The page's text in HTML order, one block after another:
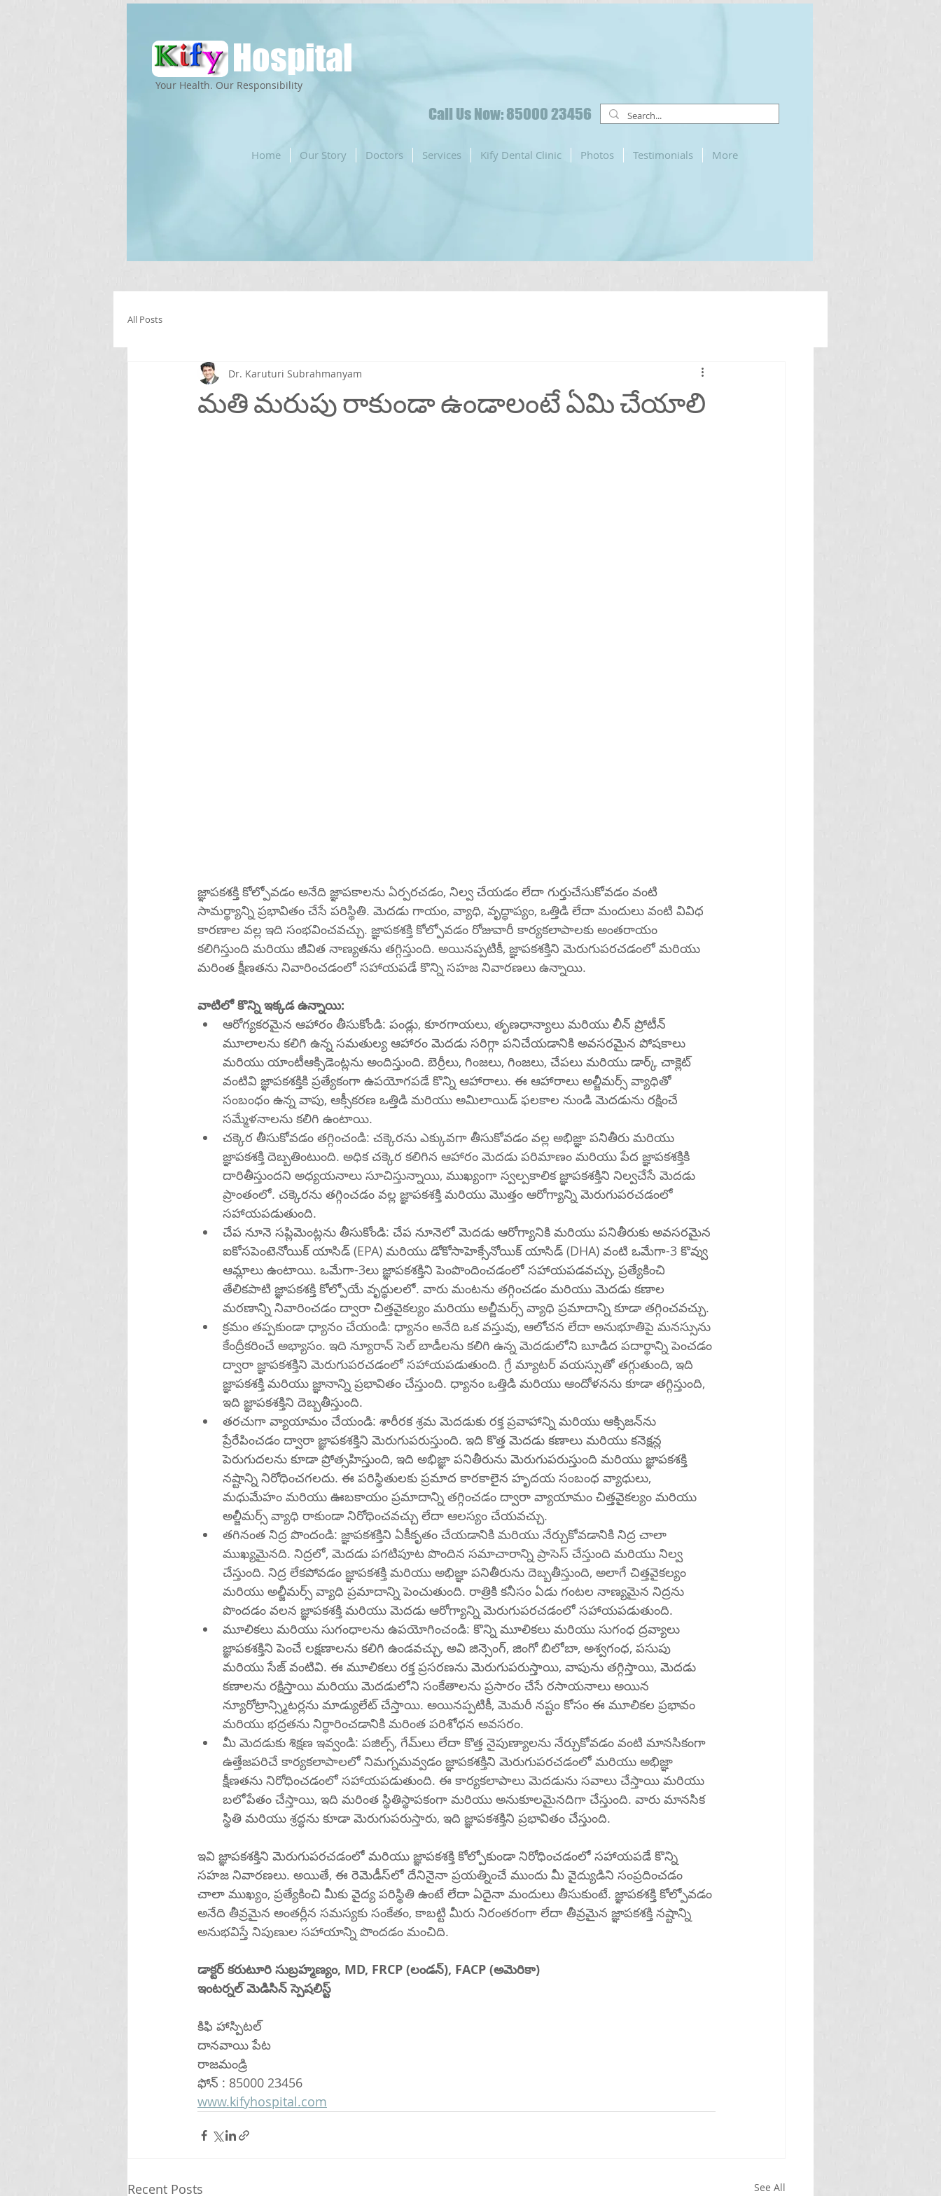
Hospital
Call Us Now: 85000 23456
Home Our Story Doctors Services Kify Dental Clinic Photos Testimonials More
Your Health. Our Responsibility
All Posts
మతి మరుపు రాకుండా ఉండాలంటే ఏమి చేయాలి
Dr. Karuturi Subrahmanyam
జ్ఞాపకశక్తి కోల్పోవడం అనేది జ్ఞాపకాలను ఏర్పరచడం, నిల్వ చేయడం లేదా గుర్తుచేసుకోవడం వంటి
సామర్థ్యాన్ని ప్రభావితం చేసే పరిస్థితి. మెదడు గాయం, వ్యాధి, వృద్ధాప్యం, ఒత్తిడి లేదా మందులు వంటి వివిధ
కారణాల వల్ల ఇది సంభవించవచ్చు. జ్ఞాపకశక్తి కోల్పోవడం రోజువారీ కార్యకలాపాలకు అంతరాయం
కలిగిస్తుంది మరియు జీవిత నాణ్యతను తగ్గిస్తుంది. అయినప్పటికీ, జ్ఞాపకశక్తిని మెరుగుపరచడంలో మరియు
మరింత క్షీణతను నివారించడంలో సహాయపడే కొన్ని సహజ నివారణలు ఉన్నాయి.
వాటిలో కొన్ని ఇక్కడ ఉన్నాయి:
ఆరోగ్యకరమైన ఆహారం తీసుకోండి: పండ్లు, కూరగాయలు, తృణధాన్యాలు మరియు లీన్ ప్రోటీన్
మూలాలను కలిగి ఉన్న సమతుల్య ఆహారం మెదడు సరిగ్గా పనిచేయడానికి అవసరమైన పోషకాలు
మరియు యాంటీఆక్సిడెంట్లను అందిస్తుంది. బెర్రీలు, గింజలు, గింజలు, చేపలు మరియు డార్క్ చాక్లెట్
వంటివి జ్ఞాపకశక్తికి ప్రత్యేకంగా ఉపయోగపడే కొన్ని ఆహారాలు. ఈ ఆహారాలు అల్జీమర్స్ వ్యాధితో
సంబంధం ఉన్న వాపు, ఆక్సీకరణ ఒత్తిడి మరియు అమిలాయిడ్ ఫలకాల నుండి మెదడును రక్షించే
సమ్మేళనాలను కలిగి ఉంటాయి.
చక్కెర తీసుకోవడం తగ్గించండి: చక్కెరను ఎక్కువగా తీసుకోవడం వల్ల అభిజ్ఞా పనితీరు మరియు
జ్ఞాపకశక్తి దెబ్బతింటుంది. అధిక చక్కెర కలిగిన ఆహారం మెదడు పరిమాణం మరియు పేద జ్ఞాపకశక్తికి
దారితీస్తుందని అధ్యయనాలు సూచిస్తున్నాయి, ముఖ్యంగా స్వల్పకాలిక జ్ఞాపకశక్తిని నిల్వచేసే మెదడు
ప్రాంతంలో. చక్కెరను తగ్గించడం వల్ల జ్ఞాపకశక్తి మరియు మొత్తం ఆరోగ్యాన్ని మెరుగుపరచడంలో
సహాయపడుతుంది.
చేప నూనె సప్లిమెంట్లను తీసుకోండి: చేప నూనెలో మెదడు ఆరోగ్యానికి మరియు పనితీరుకు అవసరమైన
ఐకోసపెంటెనోయిక్ యాసిడ్ (EPA) మరియు డోకోసాహెక్సేనోయిక్ యాసిడ్ (DHA) వంటి ఒమేగా-3 కొవ్వు
ఆమ్లాలు ఉంటాయి. ఒమేగా-3లు జ్ఞాపకశక్తిని పెంపొందించడంలో సహాయపడవచ్చు, ప్రత్యేకించి
తేలికపాటి జ్ఞాపకశక్తి కోల్పోయే వృద్ధులలో. వారు మంటను తగ్గించడం మరియు మెదడు కణాల
మరణాన్ని నివారించడం ద్వారా చిత్తవైకల్యం మరియు అల్జీమర్స్ వ్యాధి ప్రమాదాన్ని కూడా తగ్గించవచ్చు.
క్రమం తప్పకుండా ధ్యానం చేయండి: ధ్యానం అనేది ఒక వస్తువు, ఆలోచన లేదా అనుభూతిపై మనస్సును
కేంద్రీకరించే అభ్యాసం. ఇది న్యూరాన్ సెల్ బాడీలను కలిగి ఉన్న మెదడులోని బూడిద పదార్థాన్ని పెంచడం
ద్వారా జ్ఞాపకశక్తిని మెరుగుపరచడంలో సహాయపడుతుంది. గ్రే మ్యాటర్ వయస్సుతో తగ్గుతుంది, ఇది
జ్ఞాపకశక్తి మరియు జ్ఞానాన్ని ప్రభావితం చేస్తుంది. ధ్యానం ఒత్తిడి మరియు ఆందోళనను కూడా తగ్గిస్తుంది,
ఇది జ్ఞాపకశక్తిని దెబ్బతీస్తుంది.
తరచుగా వ్యాయామం చేయండి: శారీరక శ్రమ మెదడుకు రక్త ప్రవాహాన్ని మరియు ఆక్సిజన్‌ను
ప్రేరేపించడం ద్వారా జ్ఞాపకశక్తిని మెరుగుపరుస్తుంది. ఇది కొత్త మెదడు కణాలు మరియు కనెక్షన్ల
పెరుగుదలను కూడా ప్రోత్సహిస్తుంది, ఇది అభిజ్ఞా పనితీరును మెరుగుపరుస్తుంది మరియు జ్ఞాపకశక్తి
నష్టాన్ని నిరోధించగలదు. ఈ పరిస్థితులకు ప్రమాద కారకాలైన హృదయ సంబంధ వ్యాధులు,
మధుమేహం మరియు ఊబకాయం ప్రమాదాన్ని తగ్గించడం ద్వారా వ్యాయామం చిత్తవైకల్యం మరియు
అల్జీమర్స్ వ్యాధి రాకుండా నిరోధించవచ్చు లేదా ఆలస్యం చేయవచ్చు.
తగినంత నిద్ర పొందండి: జ్ఞాపకశక్తిని ఏకీకృతం చేయడానికి మరియు నేర్చుకోవడానికి నిద్ర చాలా
ముఖ్యమైనది. నిద్రలో, మెదడు పగటిపూట పొందిన సమాచారాన్ని ప్రాసెస్ చేస్తుంది మరియు నిల్వ
చేస్తుంది. నిద్ర లేకపోవడం జ్ఞాపకశక్తి మరియు అభిజ్ఞా పనితీరును దెబ్బతీస్తుంది, అలాగే చిత్తవైకల్యం
మరియు అల్జీమర్స్ వ్యాధి ప్రమాదాన్ని పెంచుతుంది. రాత్రికి కనీసం ఏడు గంటల నాణ్యమైన నిద్రను
పొందడం వలన జ్ఞాపకశక్తి మరియు మెదడు ఆరోగ్యాన్ని మెరుగుపరచడంలో సహాయపడుతుంది.
మూలికలు మరియు సుగంధాలను ఉపయోగించండి: కొన్ని మూలికలు మరియు సుగంధ ద్రవ్యాలు
జ్ఞాపకశక్తిని పెంచే లక్షణాలను కలిగి ఉండవచ్చు, అవి జిన్సెంగ్, జింగో బిలోబా, అశ్వగంధ, పసుపు
మరియు సేజ్ వంటివి. ఈ మూలికలు రక్త ప్రసరణను మెరుగుపరుస్తాయి, వాపును తగ్గిస్తాయి, మెదడు
కణాలను రక్షిస్తాయి మరియు మెదడులోని సంకేతాలను ప్రసారం చేసే రసాయనాలు అయిన
న్యూరోట్రాన్స్మిటర్లను మాడ్యులేట్ చేస్తాయి. అయినప్పటికీ, మెమరీ నష్టం కోసం ఈ మూలికల ప్రభావం
మరియు భద్రతను నిర్ధారించడానికి మరింత పరిశోధన అవసరం.
మీ మెదడుకు శిక్షణ ఇవ్వండి: పజిల్స్, గేమ్‌లు లేదా కొత్త నైపుణ్యాలను నేర్చుకోవడం వంటి మానసికంగా
ఉత్తేజపరిచే కార్యకలాపాలలో నిమగ్నమవ్వడం జ్ఞాపకశక్తిని మెరుగుపరచడంలో మరియు అభిజ్ఞా
క్షీణతను నిరోధించడంలో సహాయపడుతుంది. ఈ కార్యకలాపాలు మెదడును సవాలు చేస్తాయి మరియు
బలోపేతం చేస్తాయి, ఇది మరింత స్థితిస్థాపకంగా మరియు అనుకూలమైనదిగా చేస్తుంది. వారు మానసిక
స్థితి మరియు శ్రద్ధను కూడా మెరుగుపరుస్తారు, ఇది జ్ఞాపకశక్తిని ప్రభావితం చేస్తుంది.
ఇవి జ్ఞాపకశక్తిని మెరుగుపరచడంలో మరియు జ్ఞాపకశక్తి కోల్పోకుండా నిరోధించడంలో సహాయపడే కొన్ని
సహజ నివారణలు. అయితే, ఈ రెమెడీస్‌లో దేనినైనా ప్రయత్నించే ముందు మీ వైద్యుడిని సంప్రదించడం
చాలా ముఖ్యం, ప్రత్యేకించి మీకు వైద్య పరిస్థితి ఉంటే లేదా ఏదైనా మందులు తీసుకుంటే. జ్ఞాపకశక్తి కోల్పోవడం
అనేది తీవ్రమైన అంతర్లీన సమస్యకు సంకేతం, కాబట్టి మీరు నిరంతరంగా లేదా తీవ్రమైన జ్ఞాపకశక్తి నష్టాన్ని
అనుభవిస్తే నిపుణుల సహాయాన్ని పొందడం మంచిది.
డాక్టర్ కరుటూరి సుబ్రహ్మణ్యం, MD, FRCP (లండన్), FACP (అమెరికా)
ఇంటర్నల్ మెడిసిన్ స్పెషలిస్ట్
కిఫి హాస్పిటల్
దానవాయి పేట
రాజమండ్రి
ఫోన్ : 85000 23456
www.kifyhospital.com
Recent Posts See All